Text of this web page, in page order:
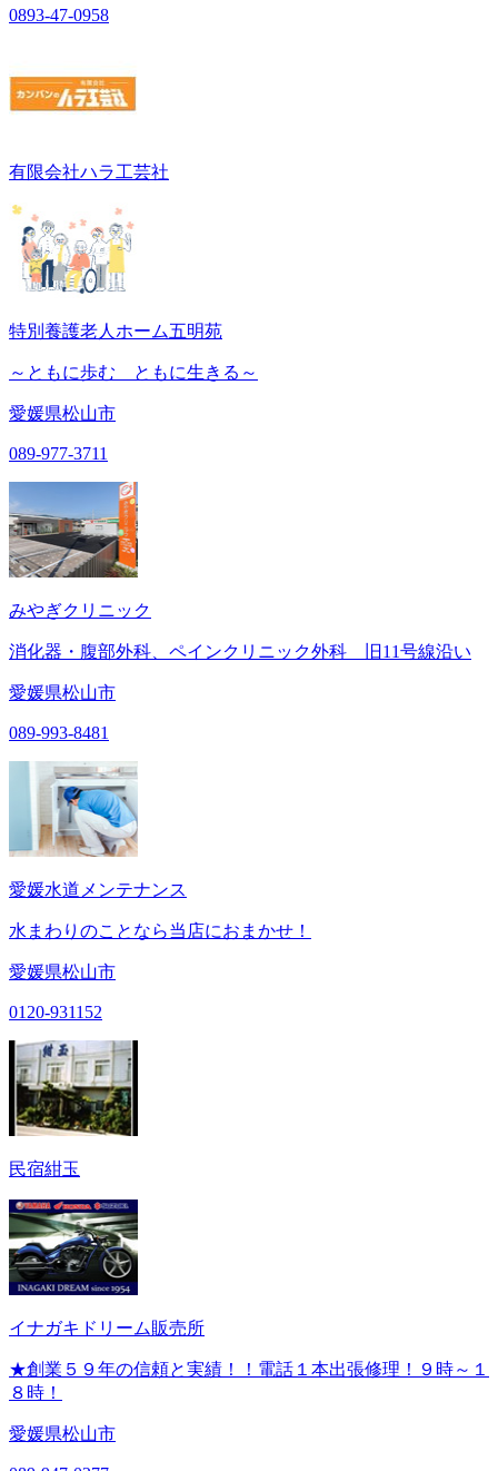
0893-47-0958
有限会社ハラ工芸社
特別養護老人ホーム五明苑
～ともに歩む ともに生きる～
愛媛県松山市
089-977-3711
みやぎクリニック
消化器・腹部外科、ペインクリニック外科 旧11号線沿い
愛媛県松山市
089-993-8481
愛媛水道メンテナンス
水まわりのことなら当店におまかせ！
愛媛県松山市
0120-931152
民宿紺玉
イナガキドリーム販売所
★創業５９年の信頼と実績！！電話１本出張修理！９時～１
８時！
愛媛県松山市